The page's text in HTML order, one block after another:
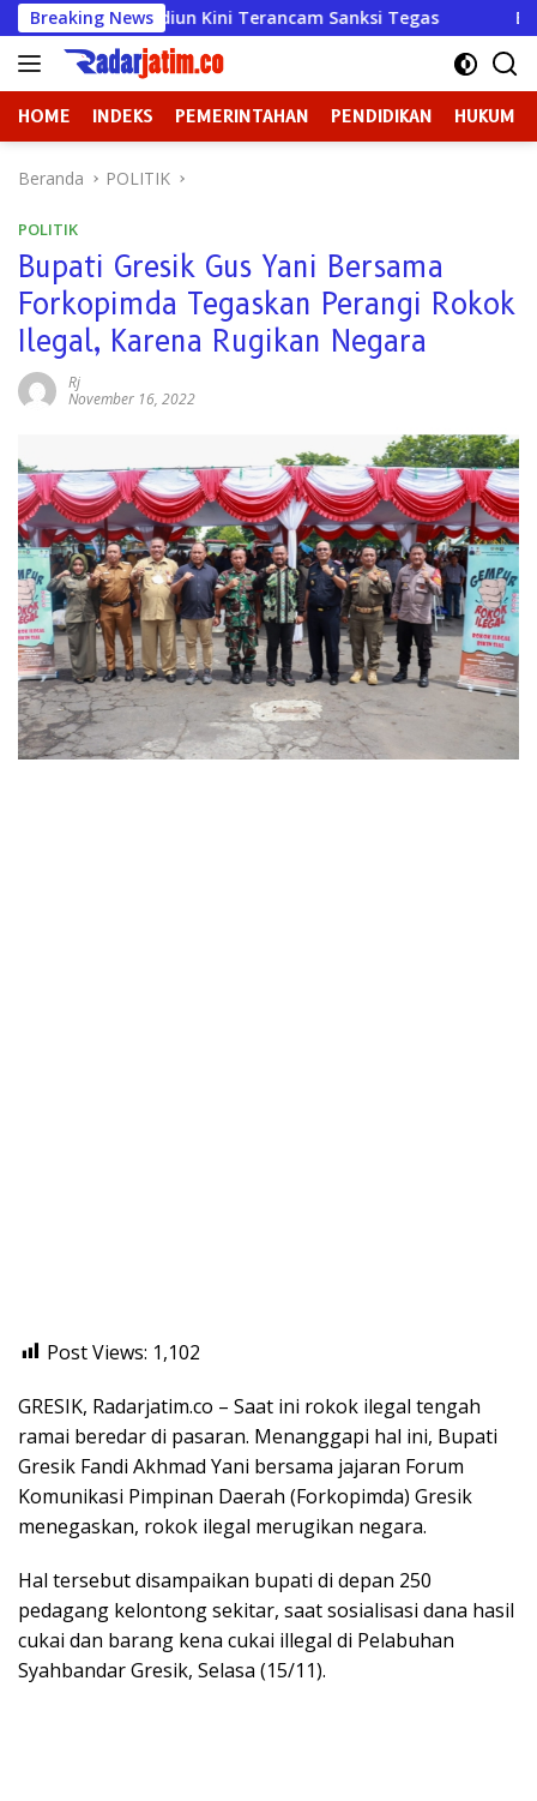
Langsung
ke
konten
Breaking News
Madiun Kini Terancam Sanksi Tegas Badan
HOME INDEKS PEMERINTAHAN PENDIDIKAN HUKUM
Beranda POLITIK
POLITIK
Bupati Gresik Gus Yani Bersama
Forkopimda Tegaskan Perangi Rokok
Ilegal, Karena Rugikan Negara
Rj
November 16, 2022
Post Views: 1,102
GRESIK, Radarjatim.co – Saat ini rokok ilegal tengah
ramai beredar di pasaran. Menanggapi hal ini, Bupati
Gresik Fandi Akhmad Yani bersama jajaran Forum
Komunikasi Pimpinan Daerah (Forkopimda) Gresik
menegaskan, rokok ilegal merugikan negara.
Hal tersebut disampaikan bupati di depan 250
pedagang kelontong sekitar, saat sosialisasi dana hasil
cukai dan barang kena cukai illegal di Pelabuhan
Syahbandar Gresik, Selasa (15/11).